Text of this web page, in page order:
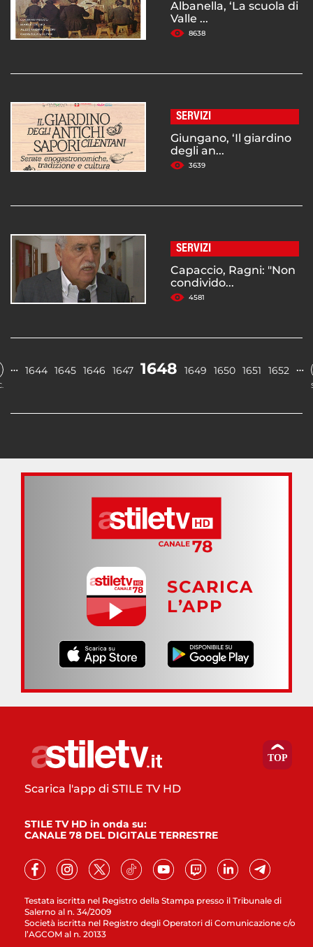
Albanella, ‘La scuola di
Valle ...
8638
SERVIZI
Giungano, ‘Il giardino
degli an...
3639
SERVIZI
Capaccio, Ragni: "Non
condivido...
4581
… 1644 1645 1646 1647 1648 1649 1650 1651 1652 …
SCARICA
L’APP
Testata iscritta nel Registro della Stampa presso il Tribunale di
Salerno al n. 34/2009
Società iscritta nel Registro degli Operatori di Comunicazione c/o
l’AGCOM al n. 20133
Scarica l'app di STILE TV HD
STILE TV HD in onda su:
CANALE 78 DEL DIGITALE TERRESTRE